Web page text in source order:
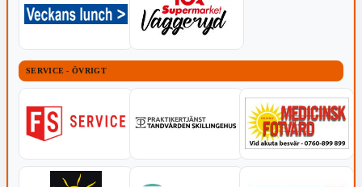
SERVICE - ÖVRIGT